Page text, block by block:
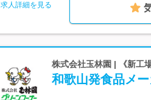
求人詳細を見る
株式会社玉林園 | 《新工
和歌山発食品メ